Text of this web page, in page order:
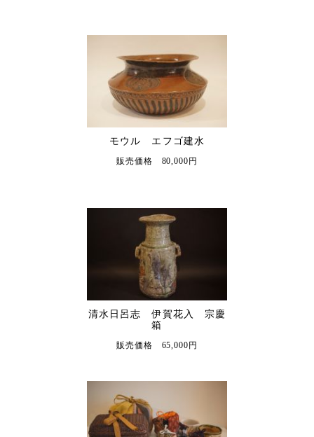
モウル エフゴ建水
販売価格 80,000円
清水日呂志 伊賀花入 宗慶
箱
販売価格 65,000円